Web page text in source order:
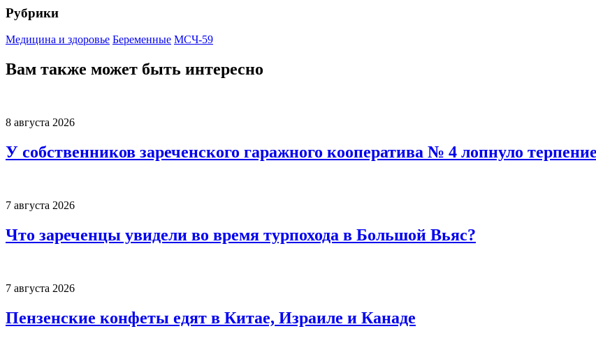
Рубрики
Медицина и здоровье Беременные МСЧ-59
Вам также может быть интересно
8 августа 2026
У собственников зареченского гаражного кооператива № 4 лопнуло терпение
7 августа 2026
Что зареченцы увидели во время турпохода в Большой Вьяс?
7 августа 2026
Пензенские конфеты едят в Китае, Израиле и Канаде